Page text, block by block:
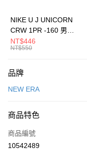
元大商業銀行
台灣樂天信用卡公司
全盈+PAY
AFTEE先享後付
【關於「AFTEE先享後付」】
便利好安心！
３．安心：先確認商品／服
【「AFTEE先享後付」結帳
１．於結帳方式選擇「
運送方式
每筆NT$100，滿
宅配
每筆NT$100，滿
NIKE U J UNICORN
CRW 1PR -160 男女
中統襪 FZ3393100
NT$446
NT$550
品牌
NEW ERA
商品特色
商品編號
10542489